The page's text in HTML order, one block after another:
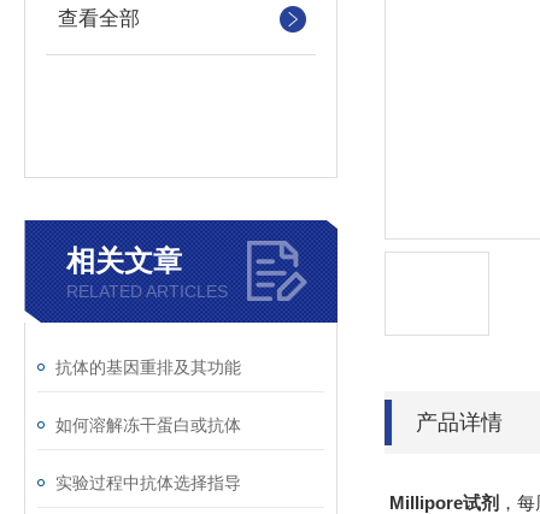
查看全部
相关文章
RELATED ARTICLES
抗体的基因重排及其功能
如何溶解冻干蛋白或抗体
实验过程中抗体选择指导
产品详情
Millipore试剂 ，